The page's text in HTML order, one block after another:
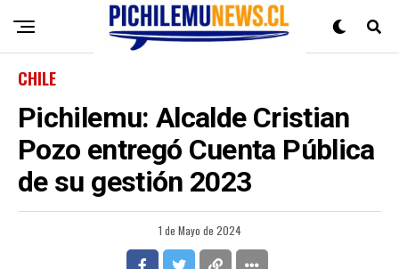
CHILE
Pichilemu: Alcalde Cristian
Pozo entregó Cuenta Pública
de su gestión 2023
1 de Mayo de 2024